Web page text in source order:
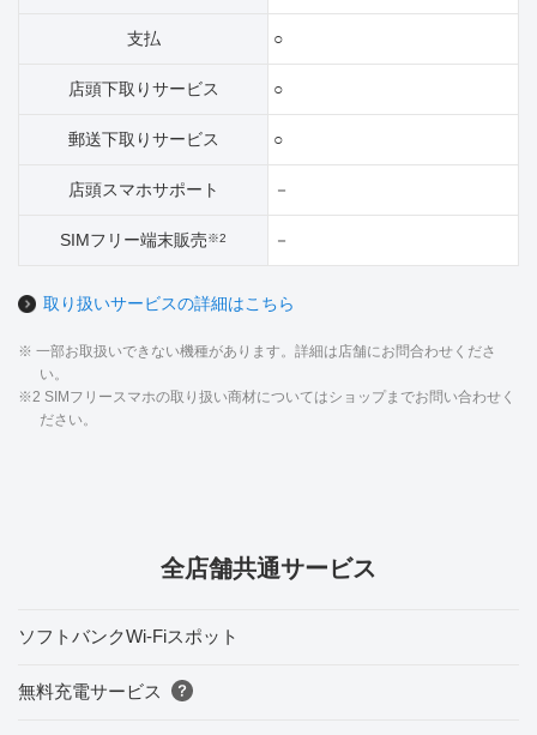
支払 ○
店頭下取りサービス ○
郵送下取りサービス ○
店頭スマホサポート －
SIMフリー端末販売※2 －
取り扱いサービスの詳細はこちら
※ 一部お取扱いできない機種があります。詳細は店舗にお問合わせくださ
い。
※2 SIMフリースマホの取り扱い商材についてはショップまでお問い合わせく
ださい。
全店舗共通サービス
ソフトバンクWi-Fiスポット
無料充電サービス